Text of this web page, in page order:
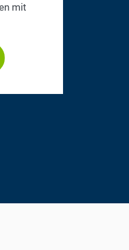
mit